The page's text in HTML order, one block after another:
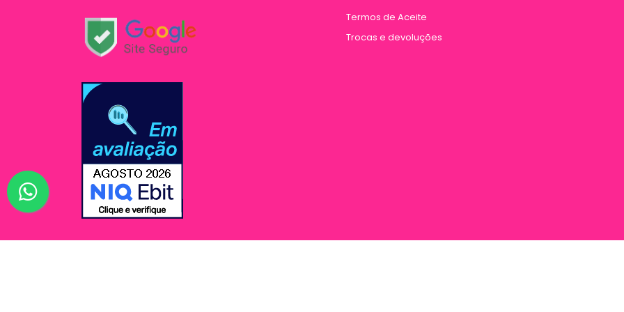
Termos de Aceite
Trocas e devoluções